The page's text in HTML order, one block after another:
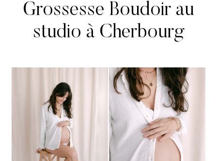
Grossesse Boudoir au
studio à Cherbourg